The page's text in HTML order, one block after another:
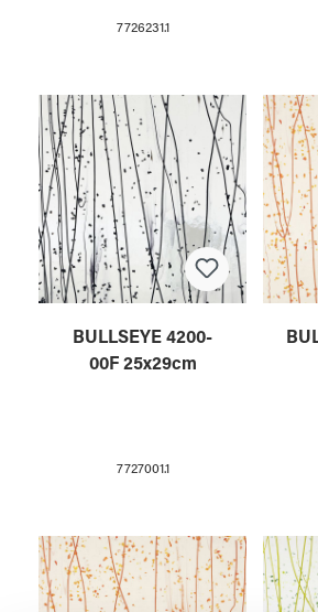
7726231.1
BULLSEYE 4200-
00F 25x29cm
7727001.1